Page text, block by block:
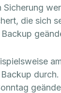
Sicherung
die sich